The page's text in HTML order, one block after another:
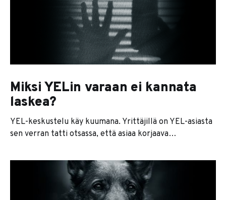
asioissa, sääntelyssä, verotuksessa kuin lakiasioissakin.
No, vitsit sikseen, vaikka tuossa läpässä paljon onkin
totuuspohjaa erityisesti näin AI-avusteisten työkalujen
nousukautena. Yrittäjänä nimittäin joutuu
käsittelemään noita asioita arjessa koko ajan,
Miksi YELin varaan ei kannata
laskea?
YEL-keskustelu käy kuumana. Yrittäjillä on YEL-asiasta
sen verran tatti otsassa, että asiaa korjaava
ääntä. Eikä ihme. YEL on järjestelmänä rikki, ja se ajaa
yrityksiä konkreettisesti konkurssiin. Ja mikä
pahempaa, se rapauttaa uskoa tulevaisuuteen ja haluun
yrittää. Koska YELin ongelmat eivät koske